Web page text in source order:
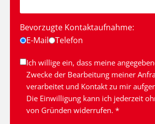
Bevorzugte Kontaktaufnahme:
E-Mail
Telefon
Ich willige ein, dass meine
Zwecke der Bearbeitung meiner
verarbeitet und Kontakt zu mir
Die Einwilligung kann ich jederzeit
von Gründen widerrufen. *